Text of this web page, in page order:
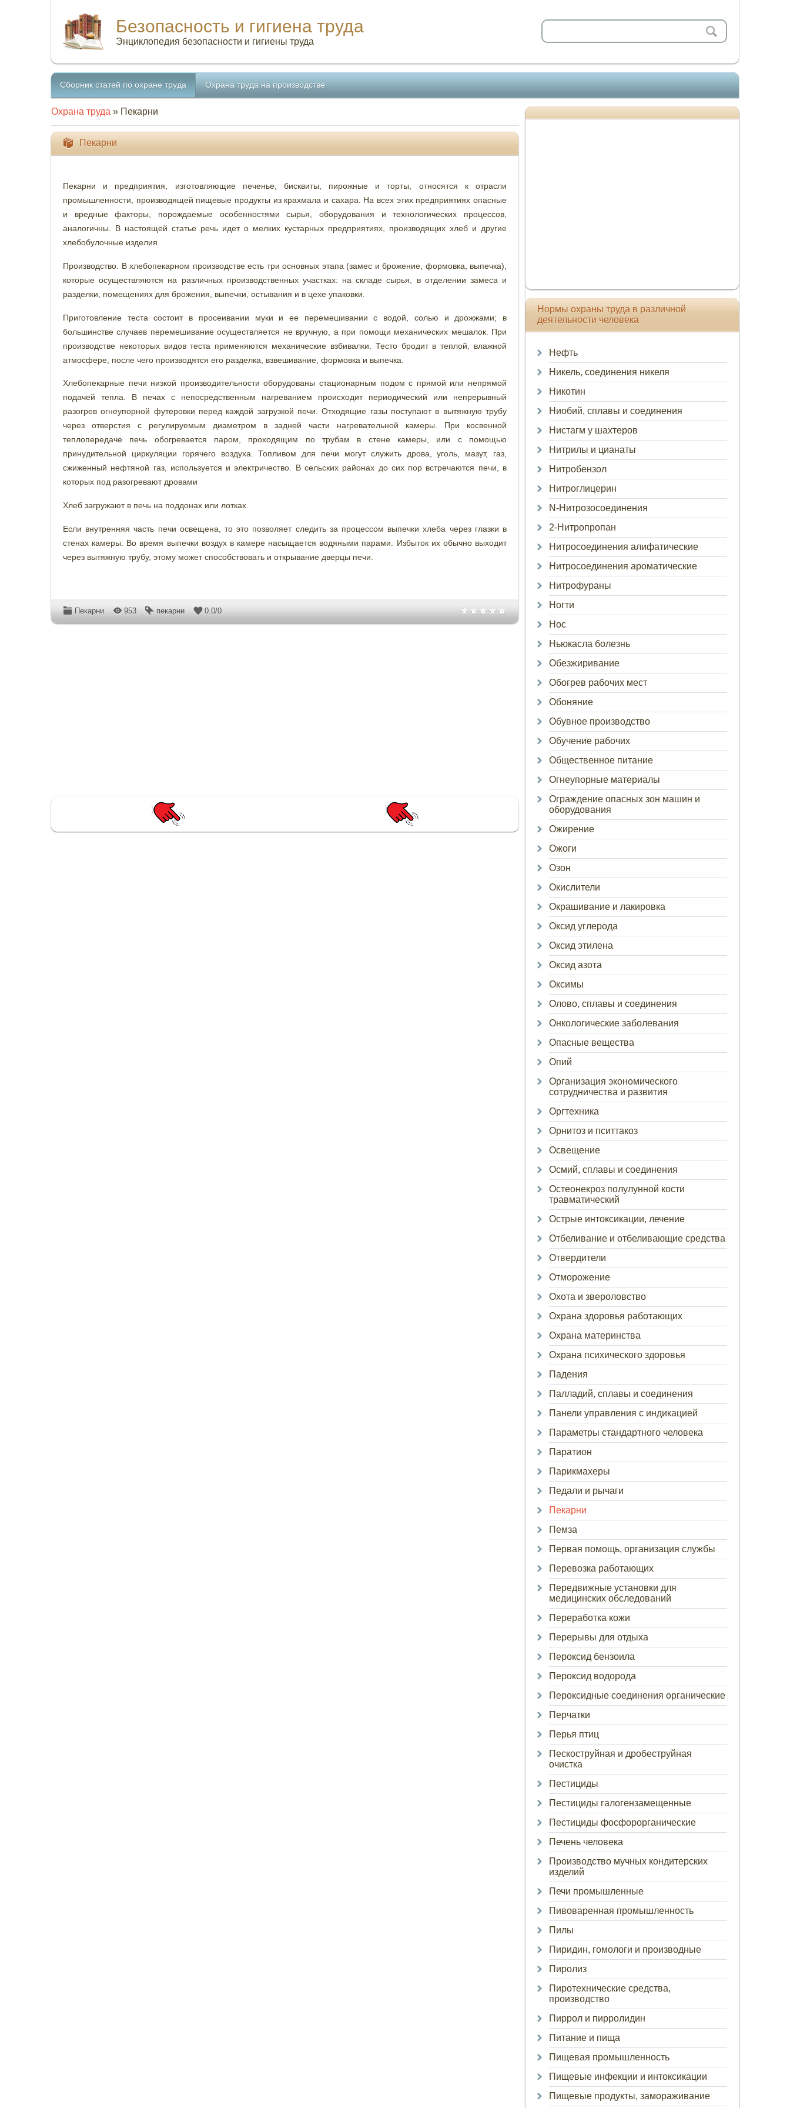
Безопасность и гигиена труда
Энциклопедия безопасности и гигиены труда
Сборник статей по охране труда Охрана труда на производстве
Охрана труда » Пекарни
Пекарни
Пекарни и предприятия, изготовляющие печенье, бисквиты, пирожные и торты, относятся к отрасли
промышленности, производящей пищевые продукты из крахмала и сахара. На всех этих предприятиях опасные
и вредные факторы, порождаемые особенностями сырья, оборудования и технологических процессов,
аналогичны. В настоящей статье речь идет о мелких кустарных предприятиях, производящих хлеб и другие
хлебобулочные изделия.
Производство. В хлебопекарном производстве есть три основных этапа (замес и брожение, формовка, выпечка),
которые осуществляются на различных производственных участках: на складе сырья, в отделении замеса и
разделки, помещениях для брожения, выпечки, остывания и в цехе упаковки.
Приготовление теста состоит в просеивании муки и ее перемешивании с водой, солью и дрожжами; в
большинстве случаев перемешивание осуществляется не вручную, а при помощи механических мешалок. При
производстве некоторых видов теста применяются механические взбивалки. Тесто бродит в теплой, влажной
атмосфере, после чего производятся его разделка, взвешивание, формовка и выпечка.
Хлебопекарные печи низкой производительности оборудованы стационарным подом с прямой или непрямой
подачей тепла. В печах с непосредственным нагреванием происходит периодический или непрерывный
разогрев огнеупорной футеровки перед каждой загрузкой печи. Отходящие газы поступают в вытяжную трубу
через отверстия с регулируемым диаметром в задней части нагревательной камеры. При косвенной
теплопередаче печь обогревается паром, проходящим по трубам в стене камеры, или с помощью
принудительной циркуляции горячего воздуха. Топливом для печи могут служить дрова, уголь, мазут, газ,
сжиженный нефтяной газ, используется и электричество. В сельских районах до сих пор встречаются печи, в
которых под разогревают дровами
Хлеб загружают в печь на поддонах или лотках.
Если внутренняя часть печи освещена, то это позволяет следить за процессом выпечки хлеба через глазки в
стенах камеры. Во время выпечки воздух в камере насыщается водяными парами. Избыток их обычно выходит
через вытяжную трубу, этому может способствовать и открывание дверцы печи.
Пекарни 953 пекарни 0.0/0
Нормы охраны труда в различной
деятельности человека
Нефть
Никель, соединения никеля
Никотин
Ниобий, сплавы и соединения
Нистагм у шахтеров
Нитрилы и цианаты
Нитробензол
Нитроглицерин
N-Нитрозосоединения
2-Нитропропан
Нитросоединения алифатические
Нитросоединения ароматические
Нитрофураны
Ногти
Нос
Ньюкасла болезнь
Обезжиривание
Обогрев рабочих мест
Обоняние
Обувное производство
Обучение рабочих
Общественное питание
Огнеупорные материалы
Ограждение опасных зон машин и
оборудования
Ожирение
Ожоги
Озон
Окислители
Окрашивание и лакировка
Оксид углерода
Оксид этилена
Оксид азота
Оксимы
Олово, сплавы и соединения
Онкологические заболевания
Опасные вещества
Опий
Организация экономического
сотрудничества и развития
Оргтехника
Орнитоз и пситтакоз
Освещение
Осмий, сплавы и соединения
Остеонекроз полулунной кости
травматический
Острые интоксикации, лечение
Отбеливание и отбеливающие средства
Отвердители
Отморожение
Охота и звероловство
Охрана здоровья работающих
Охрана материнства
Охрана психического здоровья
Падения
Палладий, сплавы и соединения
Панели управления с индикацией
Параметры стандартного человека
Паратион
Парикмахеры
Педали и рычаги
Пекарни
Пемза
Первая помощь, организация службы
Перевозка работающих
Передвижные установки для
медицинских обследований
Переработка кожи
Перерывы для отдыха
Пероксид бензоила
Пероксид водорода
Пероксидные соединения органические
Перчатки
Перья птиц
Пескоструйная и дробеструйная
очистка
Пестициды
Пестициды галогензамещенные
Пестициды фосфорорганические
Печень человека
Производство мучных кондитерских
изделий
Печи промышленные
Пивоваренная промышленность
Пилы
Пиридин, гомологи и производные
Пиролиз
Пиротехнические средства,
производство
Пиррол и пирролидин
Питание и пища
Пищевая промышленность
Пищевые инфекции и интоксикации
Пищевые продукты, замораживание